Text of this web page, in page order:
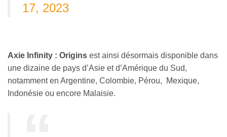
17, 2023
Axie Infinity : Origins est ainsi désormais disponible dans
une dizaine de pays d’Asie et d’Amérique du Sud,
notamment en Argentine, Colombie, Pérou, Mexique,
Indonésie ou encore Malaisie.